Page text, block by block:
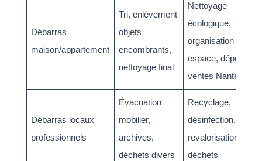
Débarras
maison/appartement
Tri, enlèvement
objets
encombrants,
nettoyage final
Nettoyage
écologique,
organisation
espace, dépôt
ventes Nantes
Débarras locaux
professionnels
Évacuation
mobilier,
archives,
déchets divers
Recyclage,
désinfection,
revalorisation des
déchets